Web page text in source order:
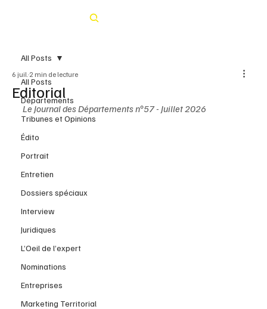
All Posts
Départements
Tribunes et Opinions
Édito
Portrait
Entretien
Dossiers spéciaux
Interview
Juridiques
L’Oeil de l’expert
Nominations
Entreprises
Marketing Territorial
All Posts
Editorial
6 juil. 2 min de lecture
Le Journal des Départements n°57 - Juillet 2026